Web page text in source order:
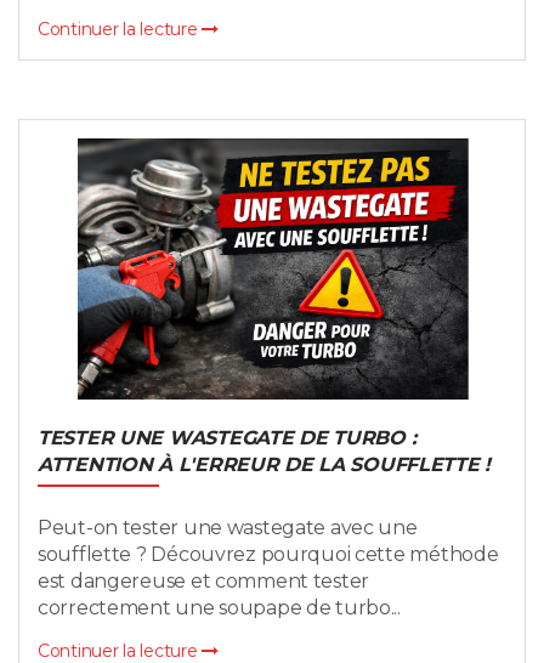
Continuer la lecture
TESTER UNE WASTEGATE DE TURBO :
ATTENTION À L'ERREUR DE LA SOUFFLETTE !
Peut-on tester une wastegate avec une
soufflette ? Découvrez pourquoi cette méthode
est dangereuse et comment tester
correctement une soupape de turbo...
Continuer la lecture